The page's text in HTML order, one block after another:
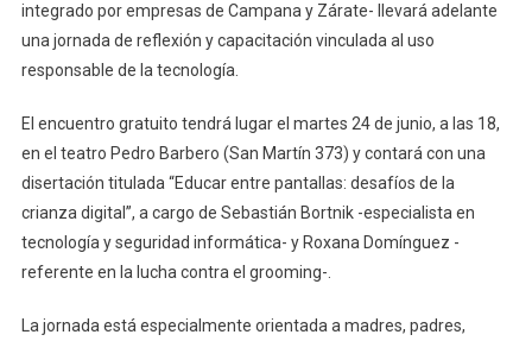
integrado por empresas de Campana y Zárate- llevará adelante
una jornada de reflexión y capacitación vinculada al uso
responsable de la tecnología.
El encuentro gratuito tendrá lugar el martes 24 de junio, a las 18,
en el teatro Pedro Barbero (San Martín 373) y contará con una
disertación titulada “Educar entre pantallas: desafíos de la
crianza digital”, a cargo de Sebastián Bortnik -especialista en
tecnología y seguridad informática- y Roxana Domínguez -
referente en la lucha contra el grooming-.
La jornada está especialmente orientada a madres, padres,